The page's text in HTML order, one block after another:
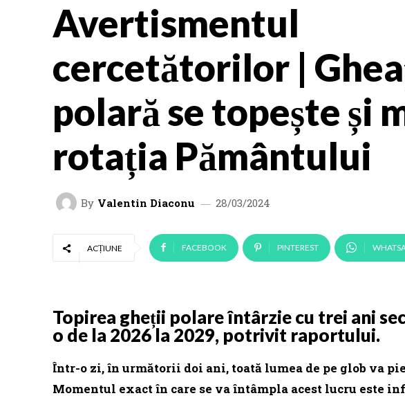
Avertismentul
cercetătorilor |
polară se topește și
rotația Pământului
By Valentin Diaconu 28/03/2024
ACȚIUNE FACEBOOK PINTEREST
Topirea gheții polare întârzie cu trei ani
o de la 2026 la 2029, potrivit raportului.
Într-o zi, în următorii doi ani, toată lumea de pe glob va
Momentul exact în care se va întâmpla acest lucru este